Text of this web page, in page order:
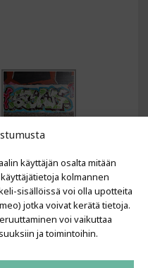
käyttäjän osalta mitään
kolmannen
sisällöissä voi olla upotteita
jotka voivat kerätä tietoja.
voi vaikuttaa
ja toimintoihin.